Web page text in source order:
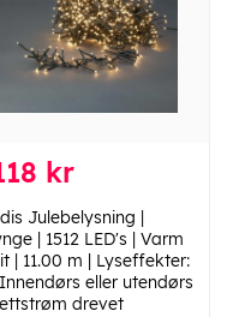
kr
Julebelysning |
| 1512 LED's | Varm
| 11.00 m | Lyseffekter:
eller utendørs
drevet